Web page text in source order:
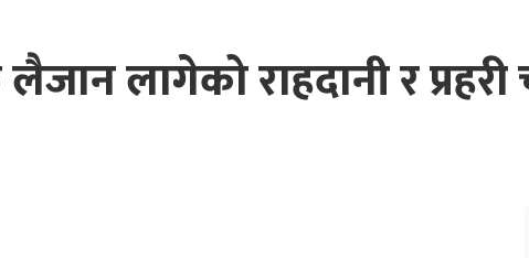
लागेको राहदानी र प्रहरी